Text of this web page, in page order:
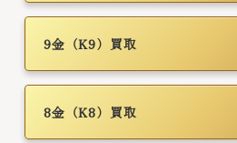
9金（K9）買取
8金（K8）買取